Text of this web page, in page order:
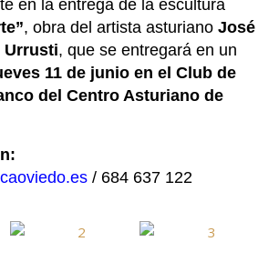
en la entrega de la escultura
, obra del artista asturiano José
Urrusti, que se entregará en un
11 de junio en el Club de
del Centro Asturiano de
/ 684 637 122